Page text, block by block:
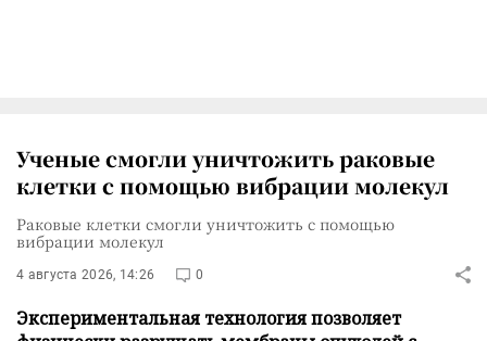
Ученые смогли уничтожить раковые
клетки с помощью вибрации молекул
Раковые клетки смогли уничтожить с помощью
вибрации молекул
4 августа 2026, 14:26 0
Экспериментальная технология позволяет